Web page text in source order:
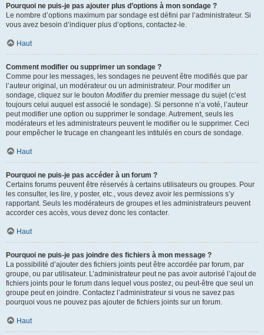
Pourquoi ne puis-je pas ajouter plus d’options à mon sondage ?
Le nombre d’options maximum par sondage est défini par l’administrateur. Si
vous avez besoin d’indiquer plus d’options, contactez-le.
Haut
Comment modifier ou supprimer un sondage ?
Comme pour les messages, les sondages ne peuvent être modifiés que par
l’auteur original, un modérateur ou un administrateur. Pour modifier un
sondage, cliquez sur le bouton Modifierdu premier message du sujet (c’est
toujours celui auquel est associé le sondage). Si personne n’a voté, l’auteur
peut modifier une option ou supprimer le sondage. Autrement, seuls les
modérateurs et les administrateurs peuvent le modifier ou le supprimer. Ceci
pour empêcher le trucage en changeant les intitulés en cours de sondage.
Haut
Pourquoi ne puis-je pas accéder à un forum ?
Certains forums peuvent être réservés à certains utilisateurs ou groupes. Pour
les consulter, les lire, y poster, etc., vous devez avoir les permissions s’y
rapportant. Seuls les modérateurs de groupes et les administrateurs peuvent
accorder ces accès, vous devez donc les contacter.
Haut
Pourquoi ne puis-je pas joindre des fichiers à mon message ?
La possibilité d’ajouter des fichiers joints peut être accordée par forum, par
groupe, ou par utilisateur. L’administrateur peut ne pas avoir autorisé l’ajout de
fichiers joints pour le forum dans lequel vous postez, ou peut-être que seul un
groupe peut en joindre. Contactez l’administrateur si vous ne savez pas
pourquoi vous ne pouvez pas ajouter de fichiers joints sur un forum.
Haut